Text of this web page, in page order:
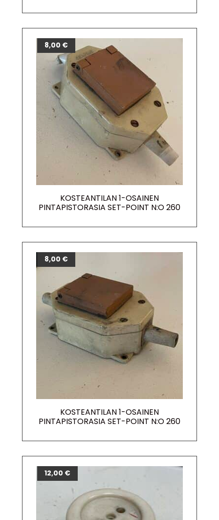
KOSTEANTILAN 1-OSAINEN
PINTAPISTORASIA SET-POINT N:O 260
8,00 €
KOSTEANTILAN 1-OSAINEN
PINTAPISTORASIA SET-POINT N:O 260
8,00 €
12,00 €